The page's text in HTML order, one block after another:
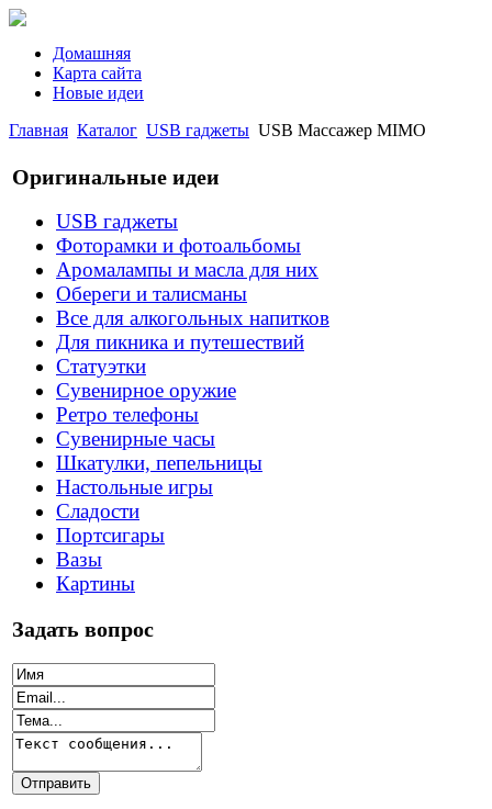
Домашняя
Карта сайта
Новые идеи
Главная Каталог USB гаджеты USB Массажер MIMO
Оригинальные идеи
USB гаджеты
Фоторамки и фотоальбомы
Аромалампы и масла для них
Обереги и талисманы
Все для алкогольных напитков
Для пикника и путешествий
Статуэтки
Сувенирное оружие
Ретро телефоны
Сувенирные часы
Шкатулки, пепельницы
Настольные игры
Сладости
Портсигары
Вазы
Картины
Задать вопрос